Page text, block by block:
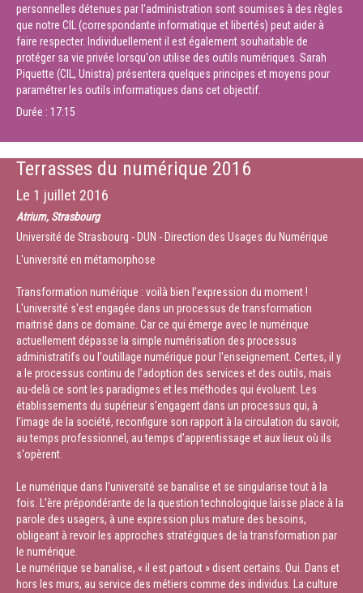
personnelles détenues par l'administration sont soumises à des règles
que notre CIL (correspondante informatique et libertés) peut aider à
faire respecter. Individuellement il est également souhaitable de
protéger sa vie privée lorsqu'on utilise des outils numériques. Sarah
Piquette (CIL, Unistra) présentera quelques principes et moyens pour
paramétrer les outils informatiques dans cet objectif.
Durée : 17:15
Terrasses du numérique 2016
Le 1 juillet 2016
Atrium, Strasbourg
Université de Strasbourg - DUN - Direction des Usages du Numérique
L'université en métamorphose
Transformation numérique : voilà bien l’expression du moment !
L'université s'est engagée dans un processus de transformation
maitrisé dans ce domaine. Car ce qui émerge avec le numérique
actuellement dépasse la simple numérisation des processus
administratifs ou l'outillage numérique pour l'enseignement. Certes, il y
a le processus continu de l’adoption des services et des outils, mais
au-delà ce sont les paradigmes et les méthodes qui évoluent. Les
établissements du supérieur s'engagent dans un processus qui, à
l'image de la société, reconfigure son rapport à la circulation du savoir,
au temps professionnel, au temps d'apprentissage et aux lieux où ils
s'opèrent.
Le numérique dans l’université se banalise et se singularise tout à la
fois. L’ère prépondérante de la question technologique laisse place à la
parole des usagers, à une expression plus mature des besoins,
obligeant à revoir les approches stratégiques de la transformation par
le numérique.
Le numérique se banalise, « il est partout » disent certains. Oui. Dans et
hors les murs, au service des métiers comme des individus. La culture